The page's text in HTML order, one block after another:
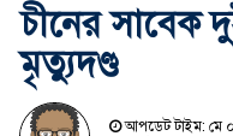
চীনের সাবেক দুই
মৃত্যুদণ্ড
আপডেট টাইম: মে